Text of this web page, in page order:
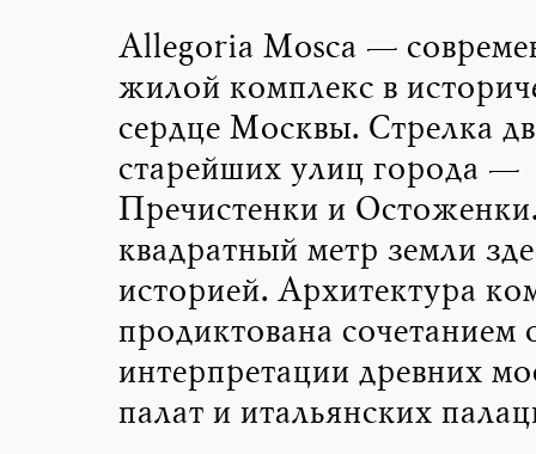
Allegoria Mosca —
жилой комплекс в
сердце Москвы. Стрелка
старейших улиц города —
Пречистенки и
квадратный метр земли
историей. Архитектура
продиктована сочетанием
интерпретации древних
палат и итальянских